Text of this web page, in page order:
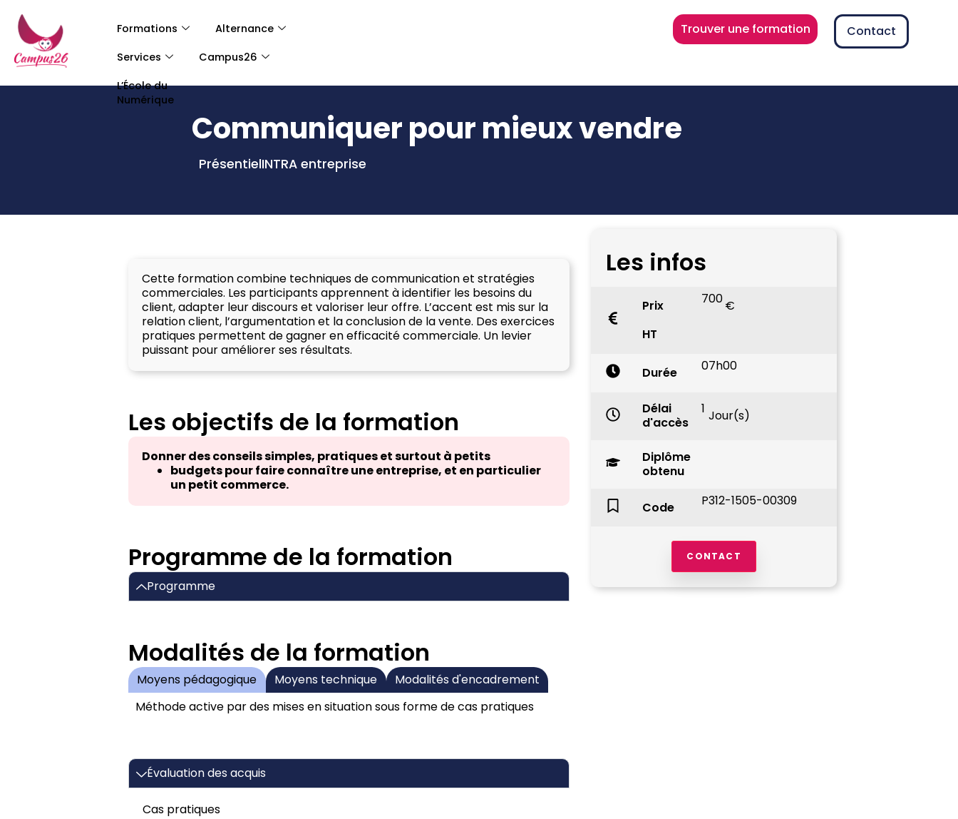
Formations
Alternance
Services
Campus26
L’École du
Numérique
Trouver une formation Contact
Communiquer pour mieux vendre
PrésentielINTRA entreprise
Cette formation combine techniques de communication et stratégies
commerciales. Les participants apprennent à identifier les besoins du
client, adapter leur discours et valoriser leur offre. L’accent est mis sur la
relation client, l’argumentation et la conclusion de la vente. Des exercices
pratiques permettent de gagner en efficacité commerciale. Un levier
puissant pour améliorer ses résultats.
Les objectifs de la formation
Donner des conseils simples, pratiques et surtout à petits
budgets pour faire connaître une entreprise, et en particulier
un petit commerce.
Programme de la formation
Programme
Modalités de la formation
Moyens pédagogique Moyens technique
Modalités d'encadrement
Méthode active par des mises en situation sous forme de cas pratiques
Évaluation des acquis
Cas pratiques
Les infos
Prix
HT
700€
Durée 07h00
Délai
d'accès
1 Jour(s)
Diplôme
obtenu
Code P312-1505-00309
CONTACT